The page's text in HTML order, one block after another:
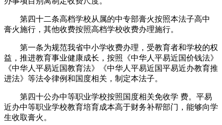
第四十二条高档学校从属的中专部膏火按照本法子高中
膏火施行，其他收费按照高档学校收费办理施行。
第一条为规范我省中小学收费办理，受教育者和学校的权
益，推进教育事业健康成长，按照《中华人平易近国价钱法》
《中华人平易近国教育法》《中华人平易近国平易近办教育推
进法》等法令律例和国度相关，制定本法子。
第四十公办中等职业学校按照国度相关免收学 费。平易
近办中等职业学校教育培育成本高于财务补帮部门，能够向学
生收取膏火。